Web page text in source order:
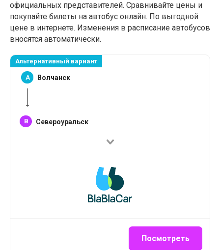
официальных представителей. Сравнивайте цены и
покупайте билеты на автобус онлайн. По выгодной
цене в интернете. Изменения в расписание автобусов
вносятся автоматически.
Альтернативный вариант
A Волчанск
B Североуральск
Посмотреть